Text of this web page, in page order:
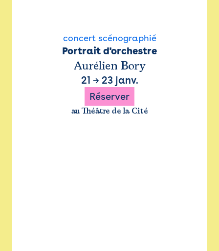
concert scénographié
Portrait d'orchestre
Aurélien Bory
21 → 23 janv.
Réserver
au Théâtre de la Cité